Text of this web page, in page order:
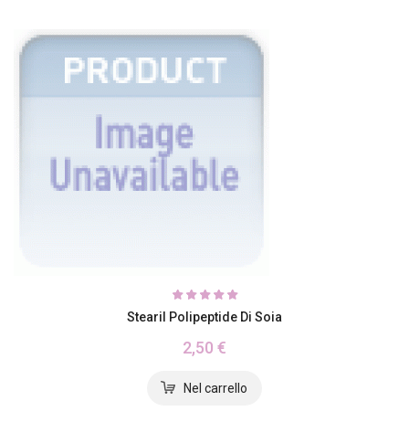
Stearil Polipeptide Di Soia
2,50 €